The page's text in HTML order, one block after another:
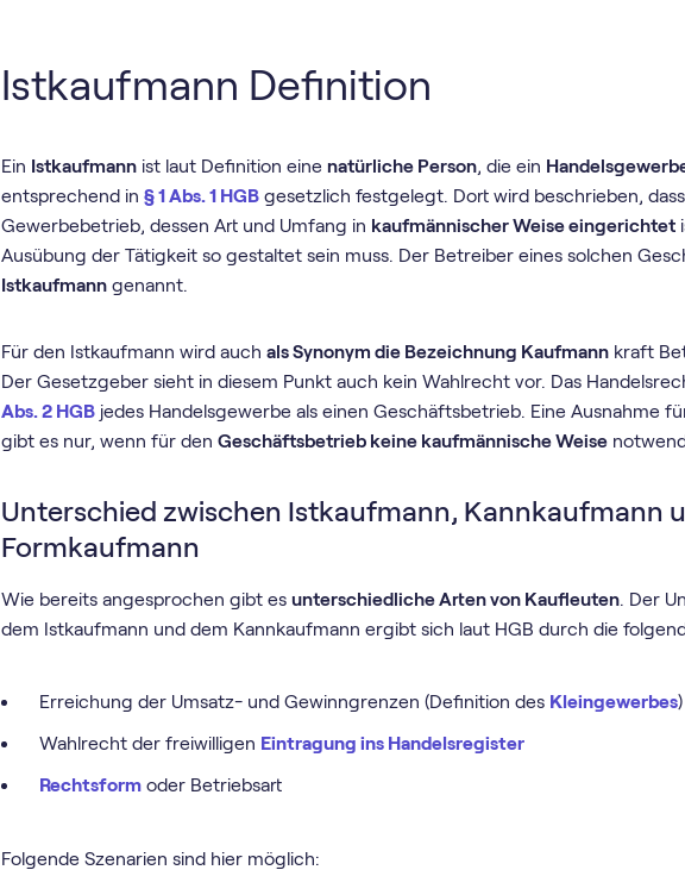
Istkaufmann Definition
Ein Istkaufmann ist laut Definition einenatürliche Person, die ein
entsprechend in§ 1 Abs. 1 HGB gesetzlich festgelegt. Dort wird beschrieben,
Gewerbebetrieb, dessen Art und Umfang in kaufmännischer Weise eingerichtet
Ausübung der Tätigkeit so gestaltet sein muss. Der Betreiber eines solchen
Istkaufmann genannt.
Für den Istkaufmann wird auchals Synonym die Bezeichnung Kaufmann kraft
Der Gesetzgeber sieht in diesem Punkt auch kein Wahlrecht vor. Das
Abs. 2 HGB jedes Handelsgewerbe als einen Geschäftsbetrieb. Eine Ausnahme
gibt es nur, wenn für denGeschäftsbetrieb keine kaufmännische Weise
Unterschied zwischen Istkaufmann, Kannkaufmann
Formkaufmann
Wie bereits angesprochen gibt esunterschiedliche Arten von Kaufleuten. Der
dem Istkaufmann und dem Kannkaufmann ergibt sich laut HGB durch die
Erreichung der Umsatz- und Gewinngrenzen (Definition des Kleingewerbes)
Wahlrecht der freiwilligen Eintragung ins Handelsregister
Rechtsformoder Betriebsart
Folgende Szenarien sind hier möglich: